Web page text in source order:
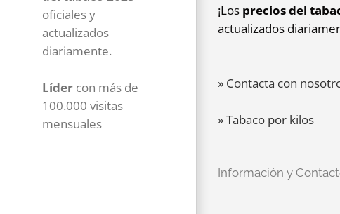
oficiales y
actualizados
diariamente.
Líder con más de
100.000 visitas
mensuales
¡Los precios del
actualizados
» Contacta con
» Tabaco por kilos
Información y